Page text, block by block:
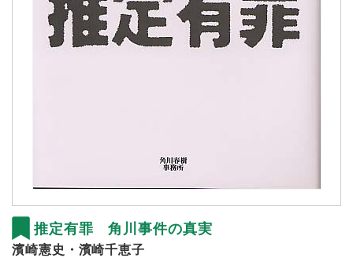
推定有罪 角川事件の真実
濱崎憲史・濱崎千恵子